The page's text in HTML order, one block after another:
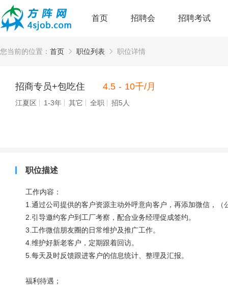
首页 招聘会 招聘考试
您当前的位置： 首页 职位列表 职位详情
招商专员+包吃住 4.5 - 10千/月
江夏区 1-3年 其它 全职 招5人
职位描述
工作内容：
1.通过公司提供的客户资源主动外呼意向客户，再添加微信，（
2.引导邀约客户到工厂考察，配合业务经理促成签约。
3.工作微信朋友圈的日常维护及推广工作。
4.维护好新老客户，定期跟着回访。
5.每天及时反馈跟进客户的信息统计、整理及汇报。
福利待遇；